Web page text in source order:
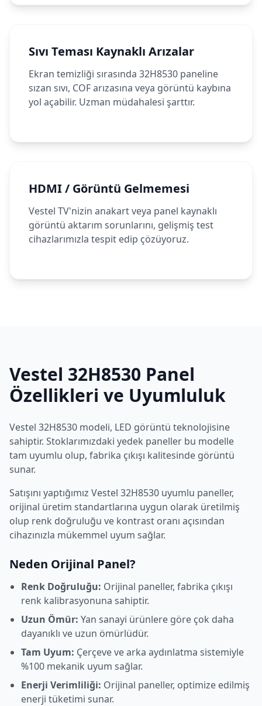
Sıvı Teması Kaynaklı Arızalar
Ekran temizliği sırasında 32H8530 paneline
sızan sıvı, COF arızasına veya görüntü kaybına
yol açabilir. Uzman müdahalesi şarttır.
HDMI / Görüntü Gelmemesi
Vestel TV'nizin anakart veya panel kaynaklı
görüntü aktarım sorunlarını, gelişmiş test
cihazlarımızla tespit edip çözüyoruz.
Vestel 32H8530 Panel
Özellikleri ve Uyumluluk
Vestel 32H8530 modeli, LED görüntü teknolojisine
sahiptir. Stoklarımızdaki yedek paneller bu modelle
tam uyumlu olup, fabrika çıkışı kalitesinde görüntü
sunar.
Satışını yaptığımız Vestel 32H8530 uyumlu paneller,
orijinal üretim standartlarına uygun olarak üretilmiş
olup renk doğruluğu ve kontrast oranı açısından
cihazınızla mükemmel uyum sağlar.
Neden Orijinal Panel?
Renk Doğruluğu: Orijinal paneller, fabrika çıkışı
renk kalibrasyonuna sahiptir.
Uzun Ömür: Yan sanayi ürünlere göre çok daha
dayanıklı ve uzun ömürlüdür.
Tam Uyum: Çerçeve ve arka aydınlatma sistemiyle
%100 mekanik uyum sağlar.
Enerji Verimliliği: Orijinal paneller, optimize edilmiş
enerji tüketimi sunar.